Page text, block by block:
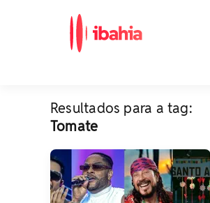
Resultados para a tag:
Tomate